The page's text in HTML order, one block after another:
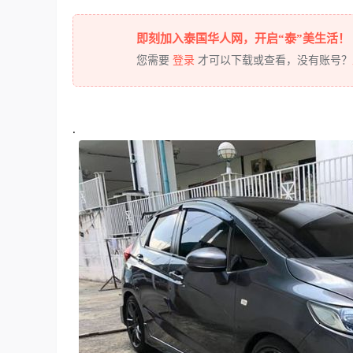
即刻加入泰国华人网，开启“泰”美生活！
您需要 登录 才可以下载或查看，没有账号？
.